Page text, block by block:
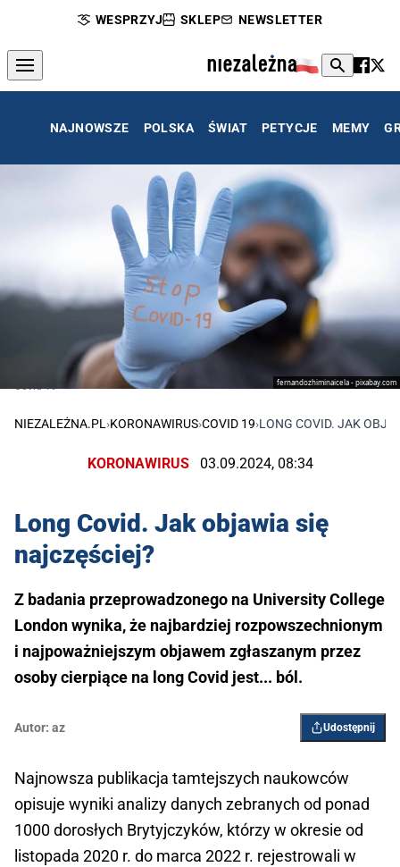
WESPRZYJ SKLEP NEWSLETTER
NAJNOWSZE POLSKA ŚWIAT PETYCJE MEMY
fernandozhiminaicela - pixabay.com
Covid-19
NIEZALEŻNA.PL ›KORONAWIRUS›COVID 19›LONG COVID. JAK
KORONAWIRUS 03.09.2024, 08:34
Long Covid. Jak objawia się
najczęściej?
Z badania przeprowadzonego na University College
London wynika, że najbardziej rozpowszechnionym
i najpoważniejszym objawem zgłaszanym przez
osoby cierpiące na long Covid jest... ból.
Autor: az Udostępnij
Najnowsza publikacja tamtejszych naukowców
opisuje wyniki analizy danych zebranych od ponad
1000 dorosłych Brytyjczyków, którzy w okresie od
listopada 2020 r. do marca 2022 r. rejestrowali w